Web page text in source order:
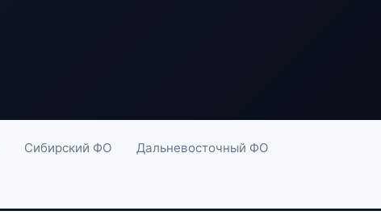
Сибирский ФО Дальневосточный ФО